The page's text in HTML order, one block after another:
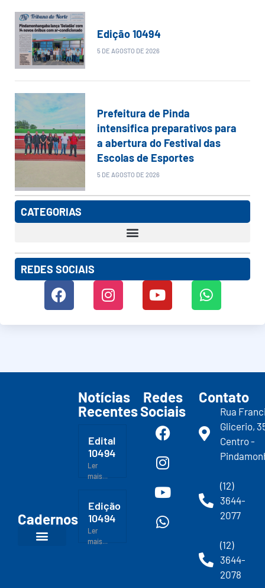
Edição 10494
5 DE AGOSTO DE 2026
Prefeitura de Pinda
intensifica preparativos para
a abertura do Festival das
Escolas de Esportes
5 DE AGOSTO DE 2026
CATEGORIAS
REDES SOCIAIS
Cadernos
Notícias
Recentes
Edital
10494
Ler
mais...
Edição
10494
Ler
mais...
Redes
Sociais
Contato
Rua
Glicerio,
Centro -
(12)
3644-
2077
(12)
3644-
2078